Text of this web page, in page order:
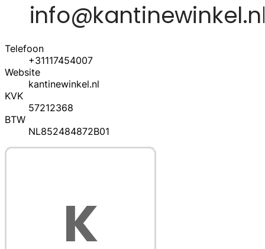
Telefoon
+31117454007
Website
kantinewinkel.nl
KVK
57212368
BTW
NL852484872B01